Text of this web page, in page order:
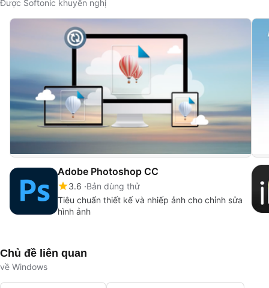
Được Softonic khuyến nghị
Adobe Photoshop CC
3.6 Bản dùng thử
Tiêu chuẩn thiết kế và nhiếp ảnh cho chỉnh sửa
hình ảnh
Chủ đề liên quan
về Windows